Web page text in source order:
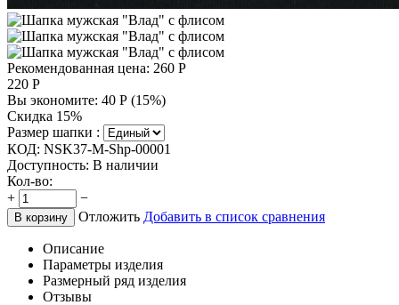
Рекомендованная цена: 260 Р
220 Р
Вы экономите: 40 Р (15%)
Скидка 15%
Размер шапки :
КОД: NSK37-M-Shp-00001
Доступность: В наличии
Кол-во:
+
−
В корзину Отложить Добавить в список сравнения
Описание
Параметры изделия
Размерный ряд изделия
Отзывы